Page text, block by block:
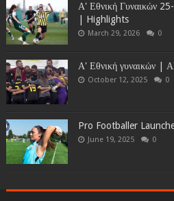
Α' Εθνική Γυναικών
| Highlights
March 29, 2026 0
Α' Εθνική γυναικών
October 12, 2025 0
Pro Footballer
June 19, 2025 0